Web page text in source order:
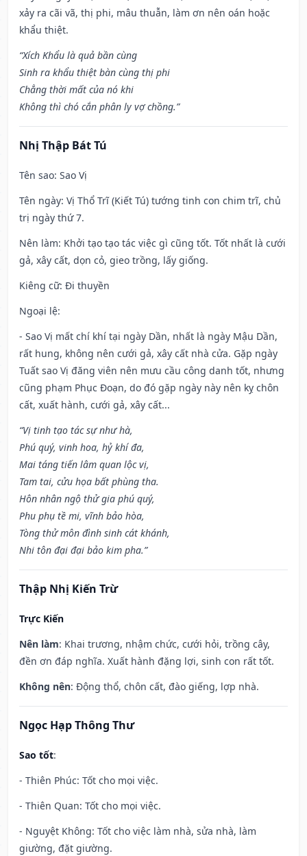
xảy ra cãi vã, thị phi, mâu thuẫn, làm ơn nên oán hoặc
khẩu thiệt.
“Xích Khẩu là quả bần cùng
Sinh ra khẩu thiệt bàn cùng thị phi
Chẳng thời mất của nó khi
Không thì chó cắn phân ly vợ chồng.”
Nhị Thập Bát Tú
Tên sao: Sao Vị
Tên ngày: Vị Thổ Trĩ (Kiết Tú) tướng tinh con chim trĩ, chủ
trị ngày thứ 7.
Nên làm: Khởi tạo tạo tác việc gì cũng tốt. Tốt nhất là cưới
gả, xây cất, dọn cỏ, gieo trồng, lấy giống.
Kiêng cữ: Đi thuyền
Ngoại lệ:
- Sao Vị mất chí khí tại ngày Dần, nhất là ngày Mậu Dần,
rất hung, không nên cưới gả, xây cất nhà cửa. Gặp ngày
Tuất sao Vị đăng viên nên mưu cầu công danh tốt, nhưng
cũng phạm Phục Đoạn, do đó gặp ngày này nên kỵ chôn
cất, xuất hành, cưới gả, xây cất...
“Vị tinh tạo tác sự như hà,
Phú quý, vinh hoa, hỷ khí đa,
Mai táng tiến lâm quan lộc vị,
Tam tai, cửu họa bất phùng tha.
Hôn nhân ngộ thử gia phú quý,
Phu phụ tề mi, vĩnh bảo hòa,
Tòng thử môn đình sinh cát khánh,
Nhi tôn đại đại bảo kim pha.”
Thập Nhị Kiến Trừ
Trực Kiến
Nên làm: Khai trương, nhậm chức, cưới hỏi, trồng cây,
đền ơn đáp nghĩa. Xuất hành đặng lợi, sinh con rất tốt.
Không nên: Động thổ, chôn cất, đào giếng, lợp nhà.
Ngọc Hạp Thông Thư
Sao tốt:
- Thiên Phúc: Tốt cho mọi việc.
- Thiên Quan: Tốt cho mọi việc.
- Nguyệt Không: Tốt cho việc làm nhà, sửa nhà, làm
giường, đặt giường.